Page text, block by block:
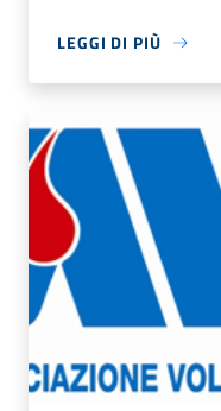
LEGGI DI PIÙ